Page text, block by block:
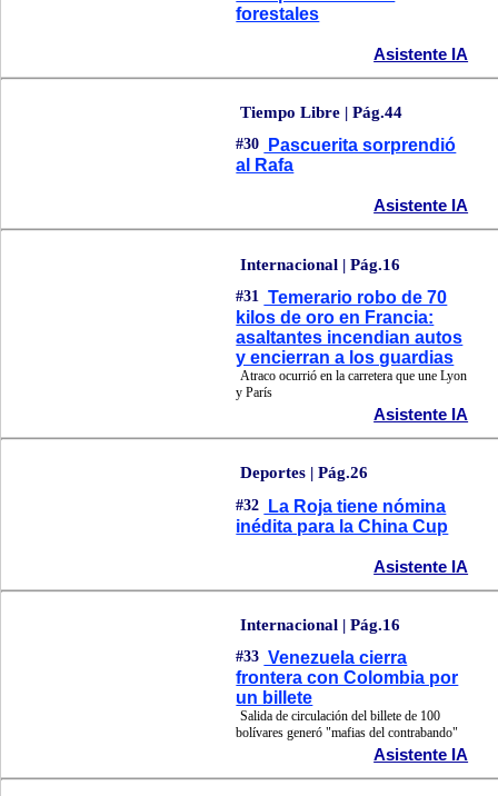
forestales
Asistente IA
Tiempo Libre | Pág.44
#30
Pascuerita sorprendió
al Rafa
Asistente IA
Internacional | Pág.16
#31 Temerario robo de 70
kilos de oro en Francia:
asaltantes incendian autos
y encierran a los guardias
Atraco ocurrió en la carretera que une Lyon
y París
Asistente IA
Deportes | Pág.26
#32
La Roja tiene nómina
inédita para la China Cup
Asistente IA
Internacional | Pág.16
#33 Venezuela cierra
frontera con Colombia por
un billete
Salida de circulación del billete de 100
bolívares generó "mafias del contrabando"
Asistente IA